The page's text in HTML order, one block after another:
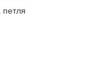
петля